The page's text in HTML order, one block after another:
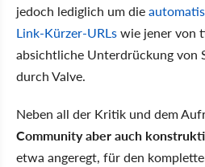
jedoch lediglich um die
Link-Kürzer-URLswie jener von
absichtliche Unterdrückung von
durch Valve.
Neben all der Kritik und dem
Community aber auch
etwa angeregt, für den